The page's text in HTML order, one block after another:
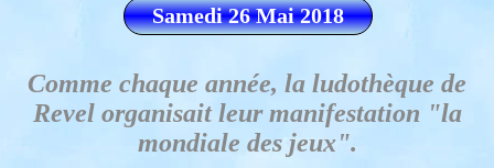
Samedi 26 Mai 2018
Comme chaque année, la ludothèque de
Revel organisait leur manifestation "la
mondiale des jeux".